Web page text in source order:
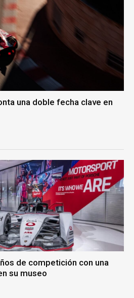
una doble fecha clave en
de competición con una
su museo